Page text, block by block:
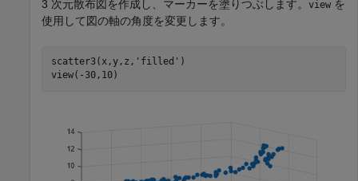
3 次元散布図を作成し、マーカーを塗りつぶします。 view を
使用して図の軸の角度を変更します。
scatter3(x,y,z, 'filled' )
view(-30,10)